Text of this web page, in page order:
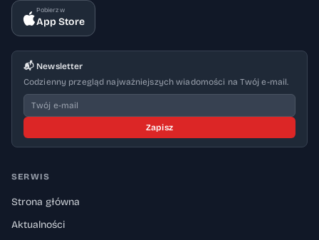
Pobierz w
App Store
📬 Newsletter
Codzienny przegląd najważniejszych wiadomości na Twój e-mail.
Zapisz
SERWIS
Strona główna
Aktualności